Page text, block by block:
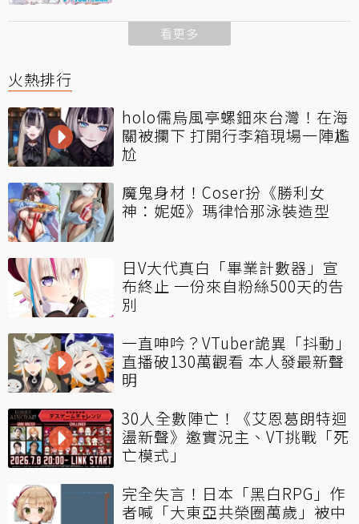
看更多
火熱排行
holo儒烏風亭螺鈿來台灣！在海
關被攔下 打開行李箱現場一陣尷
尬
魔鬼身材！Coser扮《勝利女
神：妮姬》瑪律恰那泳裝造型
日V大代真白「畢業計數器」宣
布終止 一份來自粉絲500天的告
別
一直呻吟？VTuber詭異「抖動」
直播破130萬觀看 本人發最新聲
明
30人全數陣亡！《艾恩葛朗特迴
盪新聲》邀實況主、VT挑戰「死
亡模式」
完全失言！日本「黑白RPG」作
者喊「大東亞共榮圈萬歲」被中